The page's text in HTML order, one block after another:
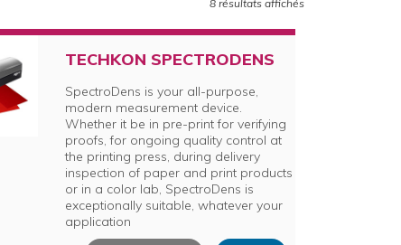
8 résultats affichés
TECHKON SPECTRODENS
SpectroDens is your all-purpose,
modern measurement device.
Whether it be in pre-print for verifying
proofs, for ongoing quality control at
the printing press, during delivery
inspection of paper and print products
or in a color lab, SpectroDens is
exceptionally suitable, whatever your
application